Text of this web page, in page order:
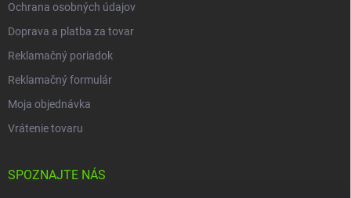
Ochrana osobných údajov
Doprava a platba za tovar
Reklamačný poriadok
Reklamačný formulár
Moja objednávka
Vrátenie tovaru
SPOZNAJTE NÁS